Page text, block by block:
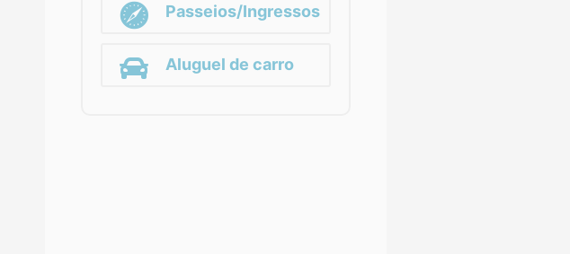
Passeios/Ingressos
Aluguel de carro